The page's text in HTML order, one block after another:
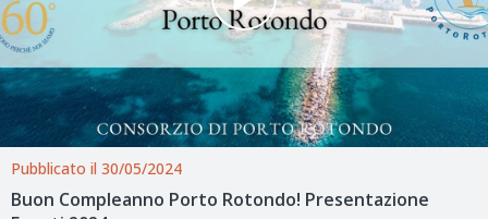
Pubblicato il 30/05/2024
Buon Compleanno Porto Rotondo! Presentazione